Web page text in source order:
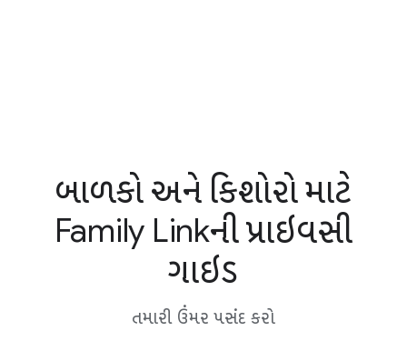
બાળકો અને કિશોરો માટે
Family Linkની પ્રાઇવસી
ગાઇડ
તમારી ઉંમર પસંદ કરો